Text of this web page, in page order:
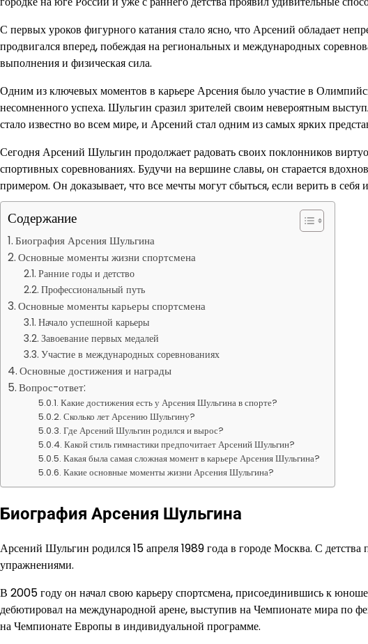
С первых уроков фигурного катания стало ясно, что Арсений обладает
продвигался вперед, побеждая на региональных и международных
выполнения и физическая сила.
Одним из ключевых моментов в карьере Арсения было участие в
несомненного успеха. Шульгин сразил зрителей своим невероятным
стало известно во всем мире, и Арсений стал одним из самых ярких
Сегодня Арсений Шульгин продолжает радовать своих поклонников
спортивных соревнованиях. Будучи на вершине славы, он старается
примером. Он доказывает, что все мечты могут сбыться, если верить в себя
Содержание
Биография Арсения Шульгина
Основные моменты жизни спортсмена
Ранние годы и детство
Профессиональный путь
Основные моменты карьеры спортсмена
Начало успешной карьеры
Завоевание первых медалей
Участие в международных соревнованиях
Основные достижения и награды
Вопрос-ответ:
Какие достижения есть у Арсения Шульгина в спорте?
Сколько лет Арсению Шульгину?
Где Арсений Шульгин родился и вырос?
Какой стиль гимнастики предпочитает Арсений Шульгин?
Какая была самая сложная момент в карьере Арсения Шульгина?
Какие основные моменты жизни Арсения Шульгина?
Биография Арсения Шульгина
Арсений Шульгин родился 15 апреля 1989 года в городе Москва. С
упражнениями.
В 2005 году он начал свою карьеру спортсмена, присоединившись к
дебютировал на международной арене, выступив на Чемпионате мира по
на Чемпионате Европы в индивидуальной программе.